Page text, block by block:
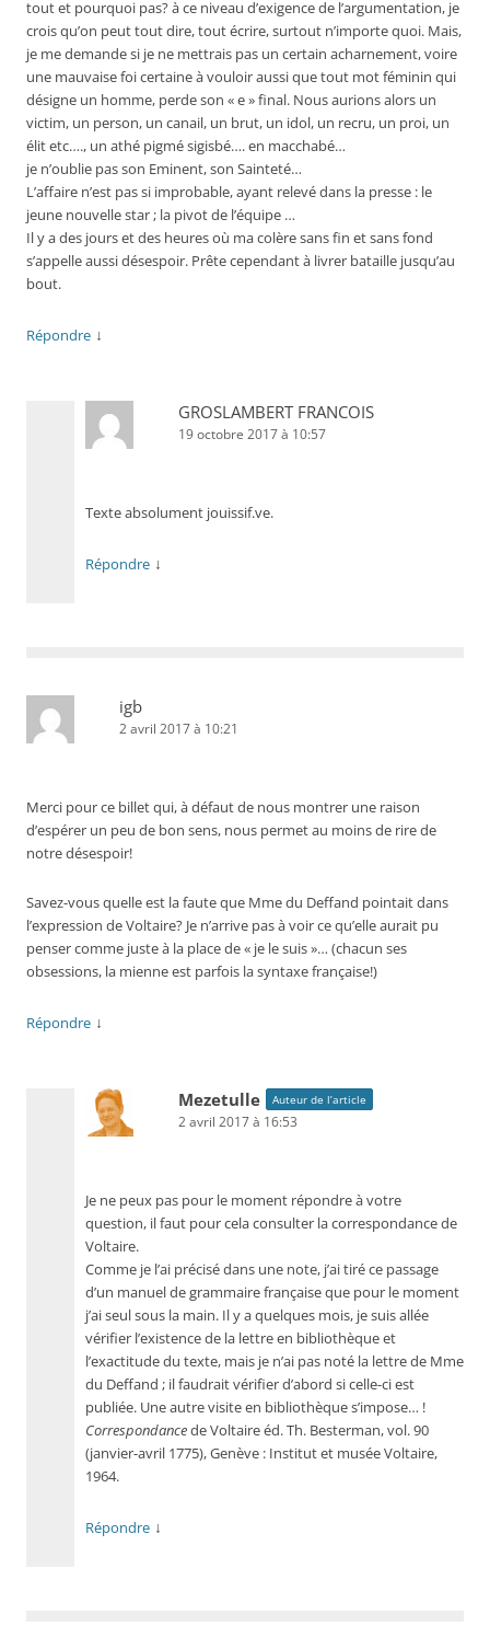
tout et pourquoi pas? à ce niveau d’exigence de l’argumentation, je
crois qu’on peut tout dire, tout écrire, surtout n’importe quoi. Mais,
je me demande si je ne mettrais pas un certain acharnement, voire
une mauvaise foi certaine à vouloir aussi que tout mot féminin qui
désigne un homme, perde son « e » final. Nous aurions alors un
victim, un person, un canail, un brut, un idol, un recru, un proi, un
élit etc…., un athé pigmé sigisbé…. en macchabé…
je n’oublie pas son Eminent, son Sainteté…
L’affaire n’est pas si improbable, ayant relevé dans la presse : le
jeune nouvelle star ; la pivot de l’équipe …
Il y a des jours et des heures où ma colère sans fin et sans fond
s’appelle aussi désespoir. Prête cependant à livrer bataille jusqu’au
bout.
Répondre ↓
GROSLAMBERT FRANCOIS
19 octobre 2017 à 10:57
Texte absolument jouissif.ve.
Répondre ↓
igb
2 avril 2017 à 10:21
Merci pour ce billet qui, à défaut de nous montrer une raison
d’espérer un peu de bon sens, nous permet au moins de rire de
notre désespoir!
Savez-vous quelle est la faute que Mme du Deffand pointait dans
l’expression de Voltaire? Je n’arrive pas à voir ce qu’elle aurait pu
penser comme juste à la place de « je le suis »… (chacun ses
obsessions, la mienne est parfois la syntaxe française!)
Répondre ↓
Mezetulle Auteur de l’article
2 avril 2017 à 16:53
Je ne peux pas pour le moment répondre à votre
question, il faut pour cela consulter la correspondance de
Voltaire.
Comme je l’ai précisé dans une note, j’ai tiré ce passage
d’un manuel de grammaire française que pour le moment
j’ai seul sous la main. Il y a quelques mois, je suis allée
vérifier l’existence de la lettre en bibliothèque et
l’exactitude du texte, mais je n’ai pas noté la lettre de Mme
du Deffand ; il faudrait vérifier d’abord si celle-ci est
publiée. Une autre visite en bibliothèque s’impose… !
Correspondancede Voltaire éd. Th. Besterman, vol. 90
(janvier-avril 1775), Genève : Institut et musée Voltaire,
1964.
Répondre ↓